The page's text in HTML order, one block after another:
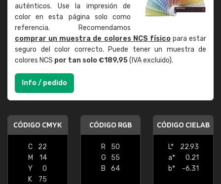
auténticos. Use la impresión de
color en esta página solo como
referencia. Recomendamos
comprar un muestra de colores NCS físicopara estar
seguro del color correcto. Puede tener un muestra de
colores NCS por tan solo €189,95(IVA excluido).
Info / pedido
CÓDIGO CMYK
C
22
M
14
Y
0
K
75
CÓDIGO RGB
R
50
G
55
B
64
CÓDIGO CIELAB
L*
22.93
a*
0.21
b*
-6.31